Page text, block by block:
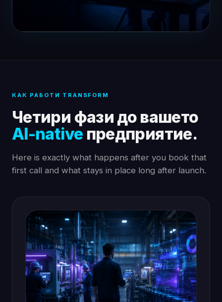
КАК РАБОТИ TRANSFORM
Четири фази до вашето
AI-native предприятие.
Here is exactly what happens after you book that
first call and what stays in place long after launch.